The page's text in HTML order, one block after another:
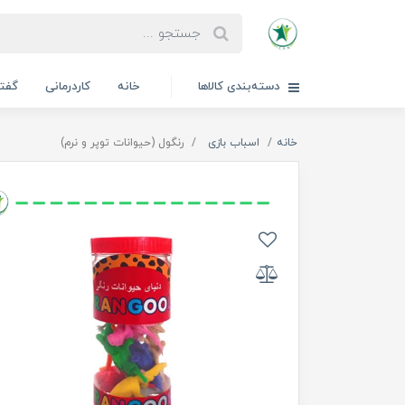
دسته‌بندی کالاها خانه کاردرمانی
خانه اسباب بازی رنگول (حیوانات توپر و نرم)